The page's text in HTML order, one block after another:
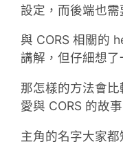
設定，而後端也
與 CORS 相關的
講解，但仔細想
那怎樣的方法會
愛與 CORS 的故事
主角的名字大家